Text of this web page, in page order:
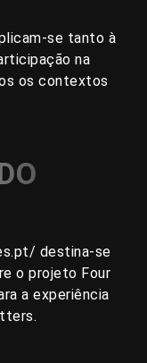
se tanto à
na
os contextos
destina-se
o projeto Four
a experiência